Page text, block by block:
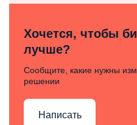
Хочется, чтобы
лучше?
Сообщите, какие нужны
решении
Написать